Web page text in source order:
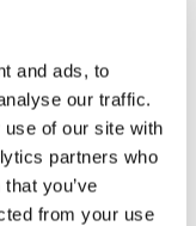
and ads, to
our traffic.
of our site with
partners who
you’ve
from your use
till i varukorg
moms)